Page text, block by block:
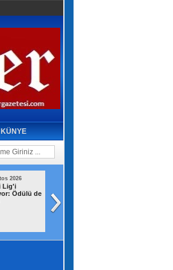
KÜNYE
kontrolden çıkan
otomobil araçlara
çarpıp takla attı